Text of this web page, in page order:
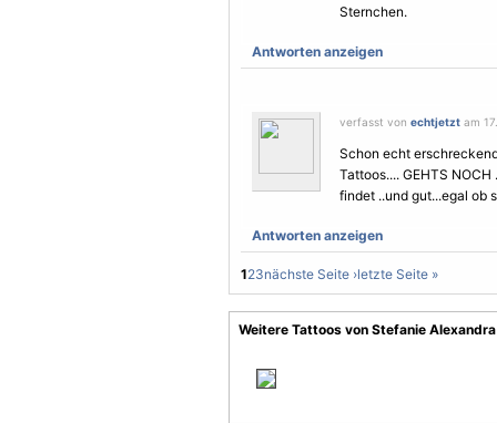
Sternchen.
Antworten anzeigen
verfasst von echtjetzt am
Schon echt
Tattoos.... GEHTS
findet ..und gut...egal ob
Antworten anzeigen
123nächste Seite ›letzte Seite »
Weitere Tattoos von Stefanie Alexandra